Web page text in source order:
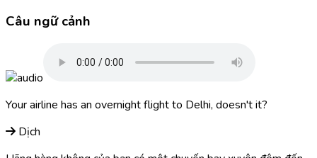
Câu ngữ cảnh
Your airline has an overnight flight to Delhi, doesn't it?
Dịch